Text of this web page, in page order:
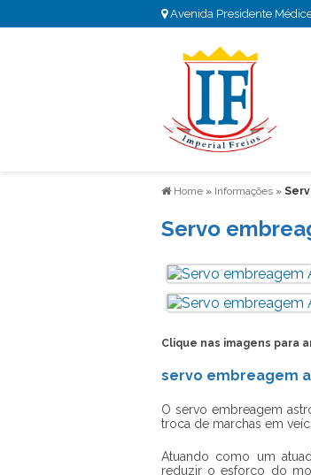
Avenida Presidente
Home » Informações »
Servo
Clique nas imagens para
servo embreagem
O servo embreagem
troca de marchas em
Atuando como um
reduzir o esforço do